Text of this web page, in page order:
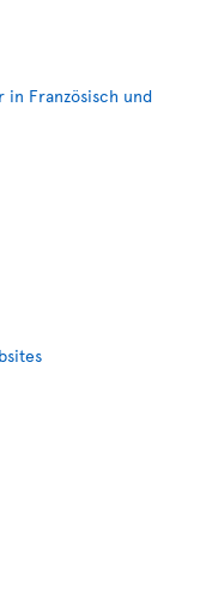
in Französisch und